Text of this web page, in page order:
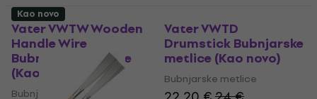
Vater VWTW Wooden
Handle Wire
Bubnjarske metlice
(Kao novo)
Bubnjarske metlice
Vater VWTD
Drumstick Bubnjarske
metlice (Kao novo)
Bubnjarske metlice
Kao novo